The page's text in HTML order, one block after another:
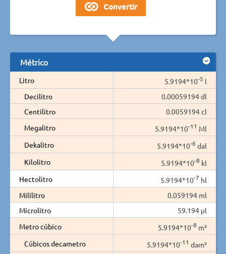
Métrico
Litro 5.9194*10-5 l
Decilitro
0.00059194 dl
Centilitro
0.0059194 cl
Megalitro
5.9194*10-11 Ml
Dekalitro
5.9194*10-6 dal
Kilolitro
5.9194*10-8 kl
Hectolitro
5.9194*10-7 hl
Mililitro
0.059194 ml
Microlitro
59.194 µl
Metro cúbico
5.9194*10-8 m³
Cúbicos decametro
5.9194*10-11 dam³